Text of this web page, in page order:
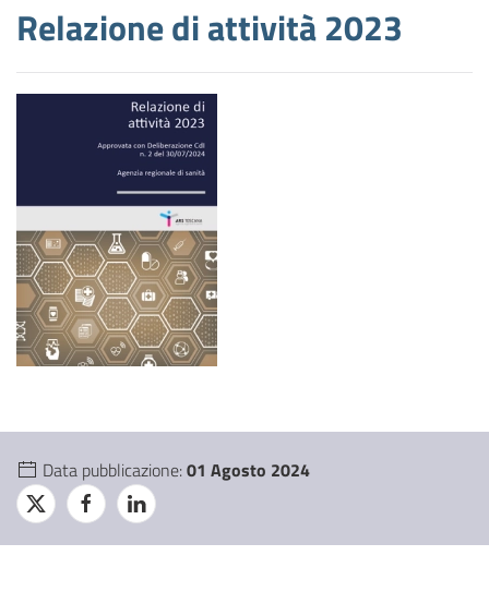
Relazione di attività 2023
Data pubblicazione:01 Agosto 2024